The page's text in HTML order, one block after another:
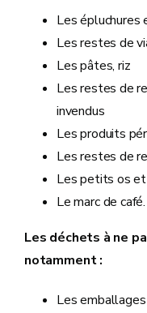
Les
Les restes de
Les pâtes, riz
Les restes de
invendus
Les produits
Les restes de
Les petits os
Le marc de café.
Les déchets à ne
notamment :
Les